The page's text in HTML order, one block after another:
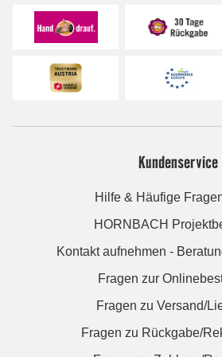
Kundenservice
Hilfe & Häufige
HORNBACH
Kontakt aufnehmen -
Fragen zur
Fragen zu Versand/
Fragen zu Rückgabe/